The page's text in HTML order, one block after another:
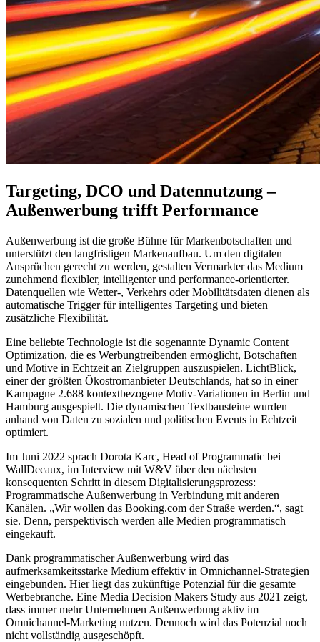
Targeting, DCO und Datennutzung –
Außenwerbung trifft Performance
Außenwerbung ist die große Bühne für Markenbotschaften und
unterstützt den langfristigen Markenaufbau. Um den digitalen
Ansprüchen gerecht zu werden, gestalten Vermarkter das Medium
zunehmend flexibler, intelligenter und performance-orientierter.
Datenquellen wie Wetter-, Verkehrs oder Mobilitätsdaten dienen als
automatische Trigger für intelligentes Targeting und bieten
zusätzliche Flexibilität.
Eine beliebte Technologie ist die sogenannte Dynamic Content
Optimization, die es Werbungtreibenden ermöglicht, Botschaften
und Motive in Echtzeit an Zielgruppen auszuspielen. LichtBlick,
einer der größten Ökostromanbieter Deutschlands, hat so in einer
Kampagne 2.688 kontextbezogene Motiv-Variationen in Berlin und
Hamburg ausgespielt. Die dynamischen Textbausteine wurden
anhand von Daten zu sozialen und politischen Events in Echtzeit
optimiert.
Im Juni 2022 sprach Dorota Karc, Head of Programmatic bei
WallDecaux, im Interview mit W&V über den nächsten
konsequenten Schritt in diesem Digitalisierungsprozess:
Programmatische Außenwerbung in Verbindung mit anderen
Kanälen. „Wir wollen das Booking.com der Straße werden.“, sagt
sie. Denn, perspektivisch werden alle Medien programmatisch
eingekauft.
Dank programmatischer Außenwerbung wird das
aufmerksamkeitsstarke Medium effektiv in Omnichannel-Strategien
eingebunden. Hier liegt das zukünftige Potenzial für die gesamte
Werbebranche. Eine Media Decision Makers Study aus 2021 zeigt,
dass immer mehr Unternehmen Außenwerbung aktiv im
Omnichannel-Marketing nutzen. Dennoch wird das Potenzial noch
nicht vollständig ausgeschöpft.